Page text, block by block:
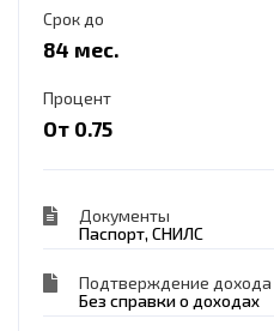
Срок до
84 мес.
Процент
От 0.75
Документы
Паспорт, СНИЛС
Подтверждение дохода
Без справки о доходах